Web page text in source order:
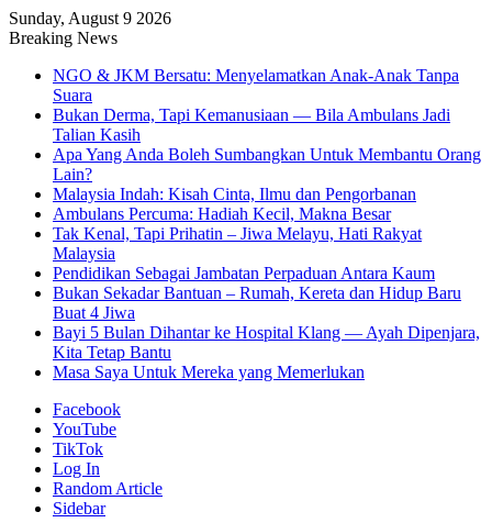
Sunday, August 9 2026
Breaking News
NGO & JKM Bersatu: Menyelamatkan Anak-Anak Tanpa
Suara
Bukan Derma, Tapi Kemanusiaan — Bila Ambulans Jadi
Talian Kasih
Apa Yang Anda Boleh Sumbangkan Untuk Membantu Orang
Lain?
Malaysia Indah: Kisah Cinta, Ilmu dan Pengorbanan
Ambulans Percuma: Hadiah Kecil, Makna Besar
Tak Kenal, Tapi Prihatin – Jiwa Melayu, Hati Rakyat
Malaysia
Pendidikan Sebagai Jambatan Perpaduan Antara Kaum
Bukan Sekadar Bantuan – Rumah, Kereta dan Hidup Baru
Buat 4 Jiwa
Bayi 5 Bulan Dihantar ke Hospital Klang — Ayah Dipenjara,
Kita Tetap Bantu
Masa Saya Untuk Mereka yang Memerlukan
Facebook
YouTube
TikTok
Log In
Random Article
Sidebar